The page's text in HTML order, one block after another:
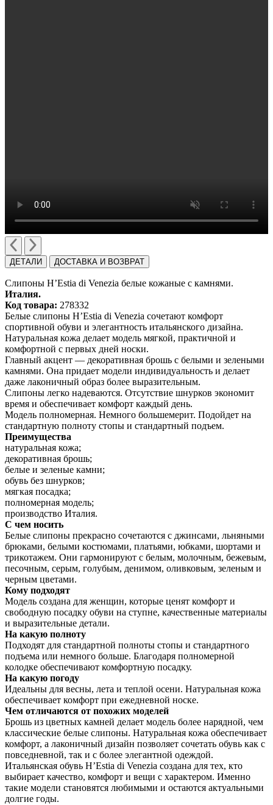
ДЕТАЛИ ДОСТАВКА И ВОЗВРАТ
Слипоны H’Estia di Venezia белые кожаные с камнями.
Италия.
Код товара: 278332
Белые слипоны H’Estia di Venezia сочетают комфорт
спортивной обуви и элегантность итальянского дизайна.
Натуральная кожа делает модель мягкой, практичной и
комфортной с первых дней носки.
Главный акцент — декоративная брошь с белыми и зелеными
камнями. Она придает модели индивидуальность и делает
даже лаконичный образ более выразительным.
Слипоны легко надеваются. Отсутствие шнурков экономит
время и обеспечивает комфорт каждый день.
Модель полномерная. Немного большемерит. Подойдет на
стандартную полноту стопы и стандартный подъем.
Преимущества
натуральная кожа;
декоративная брошь;
белые и зеленые камни;
обувь без шнурков;
мягкая посадка;
полномерная модель;
производство Италия.
С чем носить
Белые слипоны прекрасно сочетаются с джинсами, льняными
брюками, белыми костюмами, платьями, юбками, шортами и
трикотажем. Они гармонируют с белым, молочным, бежевым,
песочным, серым, голубым, денимом, оливковым, зеленым и
черным цветами.
Кому подходят
Модель создана для женщин, которые ценят комфорт и
свободную посадку обуви на ступне, качественные материалы
и выразительные детали.
На какую полноту
Подходят для стандартной полноты стопы и стандартного
подъема или немного больше. Благодаря полномерной
колодке обеспечивают комфортную посадку.
На какую погоду
Идеальны для весны, лета и теплой осени. Натуральная кожа
обеспечивает комфорт при ежедневной носке.
Чем отличаются от похожих моделей
Брошь из цветных камней делает модель более нарядной, чем
классические белые слипоны. Натуральная кожа обеспечивает
комфорт, а лаконичный дизайн позволяет сочетать обувь как с
повседневной, так и с более элегантной одеждой.
Итальянская обувь H’Estia di Venezia создана для тех, кто
выбирает качество, комфорт и вещи с характером. Именно
такие модели становятся любимыми и остаются актуальными
долгие годы.